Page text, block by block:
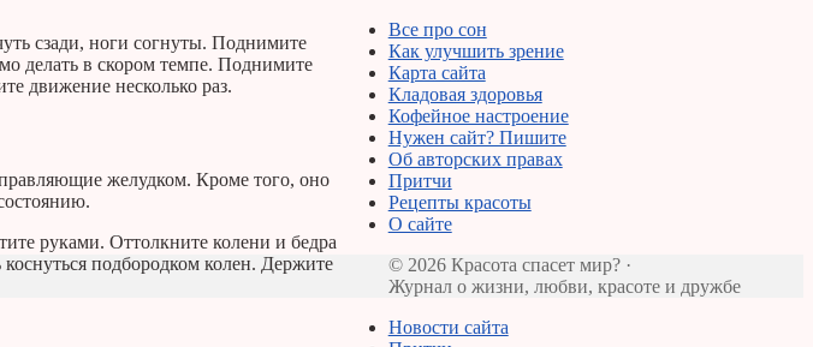
сзади, ноги согнуты. Поднимите
делать в скором темпе. Поднимите
движение несколько раз.
желудком. Кроме того, оно
руками. Оттолкните колени и бедра
подбородком колен. Держите
Все про сон
Как улучшить зрение
Карта сайта
Кладовая здоровья
Кофейное настроение
Нужен сайт? Пишите
Об авторских правах
Притчи
Рецепты красоты
О сайте
© 2026 Красота спасет мир? ·
Журнал о жизни, любви, красоте и дружбе
Новости сайта